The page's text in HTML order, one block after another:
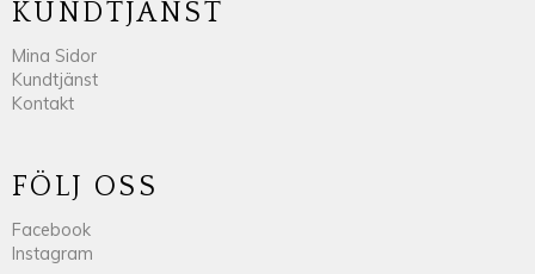
KUNDTJÄNST
Mina Sidor
Kundtjänst
Kontakt
FÖLJ OSS
Facebook
Instagram